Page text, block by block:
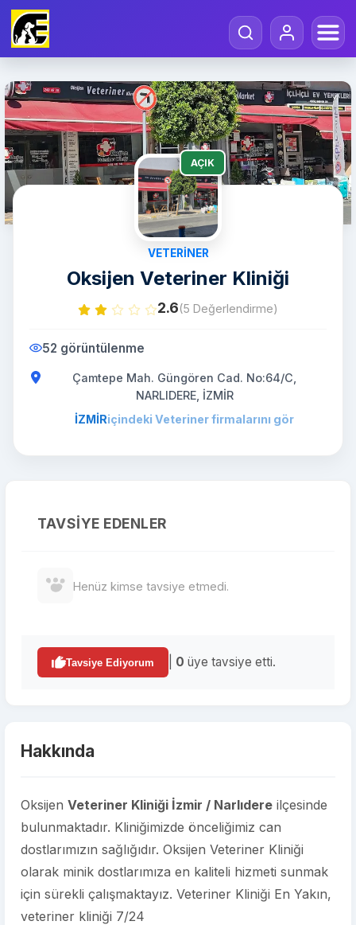
AÇIK
VETERINER
Oksijen Veteriner Kliniği
2.6(5 Değerlendirme)
52 görüntülenme
Çamtepe Mah. Güngören Cad. No:64/C,
NARLIDERE, İZMİR
İZMİRiçindeki Veteriner firmalarını gör
TAVSIYE EDENLER
Henüz kimse tavsiye etmedi.
Tavsiye Ediyorum 0 üye tavsiye etti.
Hakkında
Oksijen Veteriner Kliniği İzmir / Narlıdere ilçesinde
bulunmaktadır. Kliniğimizde önceliğimiz can
dostlarımızın sağlığıdır. Oksijen Veteriner Kliniği
olarak minik dostlarımıza en kaliteli hizmeti sunmak
için sürekli çalışmaktayız. Veteriner Kliniği En Yakın,
veteriner kliniği 7/24